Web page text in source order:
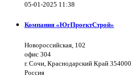
05-01-2025 11:38
Компания «ЮгПроектСтрой»
Новороссийская, 102
офис 304
г. Сочи, Краснодарский Край 354000
Россия